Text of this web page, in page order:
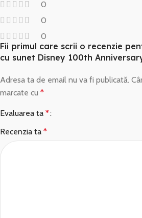
0
0
0
Fii primul care scrii o recenzie
cu sunet Disney 100th
Adresa ta de email nu va fi publicată.
marcate cu *
Evaluarea ta *
Recenzia ta *